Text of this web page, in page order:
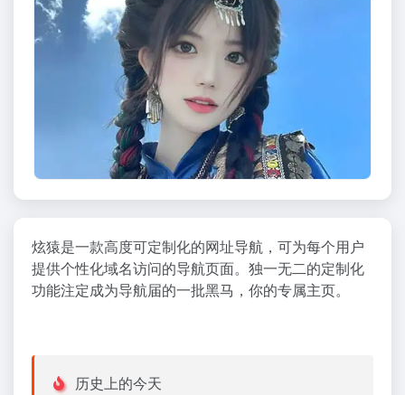
炫猿是一款高度可定制化的网址导航，可为每个用户
提供个性化域名访问的导航页面。独一无二的定制化
功能注定成为导航届的一批黑马，你的专属主页。
历史上的今天